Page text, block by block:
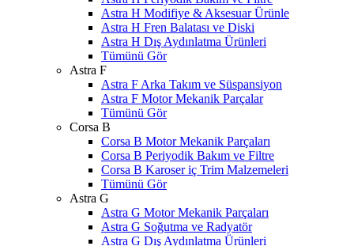
Astra H Modifiye & Aksesuar Ürünle
Astra H Fren Balatası ve Diski
Astra H Dış Aydınlatma Ürünleri
Tümünü Gör
Astra F
Astra F Arka Takım ve Süspansiyon
Astra F Motor Mekanik Parçalar
Tümünü Gör
Corsa B
Corsa B Motor Mekanik Parçaları
Corsa B Periyodik Bakım ve Filtre
Corsa B Karoser iç Trim Malzemeleri
Tümünü Gör
Astra G
Astra G Motor Mekanik Parçaları
Astra G Soğutma ve Radyatör
Astra G Dış Aydınlatma Ürünleri